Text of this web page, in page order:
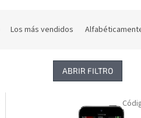
Los más vendidos
ABRIR FILTRO